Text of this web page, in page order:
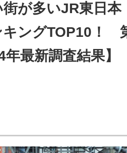
街が多いJR東日
キングTOP10！
最新調査結果】